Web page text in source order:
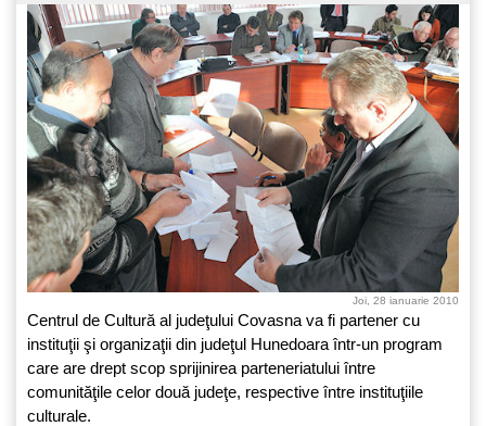
Joi, 28 ianuarie 2010
Centrul de Cultură al judeţului Covasna va fi partener cu
instituţii şi organizaţii din judeţul Hunedoara într-un program
care are drept scop sprijinirea parteneriatului între
comunităţile celor două judeţe, respective între instituţiile
culturale.